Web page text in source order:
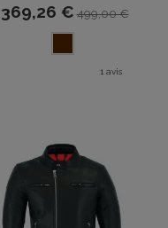
369,26 € 499,00 €
1 avis